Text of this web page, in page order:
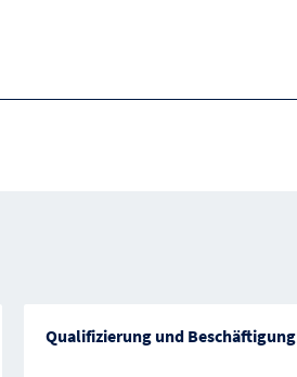
Qualifizierung und Beschäftigung